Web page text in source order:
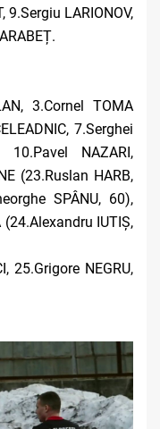
9.Sergiu LARIONOV,
3.Cornel TOMA
7.Serghei
NAZARI,
(23.Ruslan HARB,
SPÂNU, 60),
IUTIȘ,
25.Grigore NEGRU,